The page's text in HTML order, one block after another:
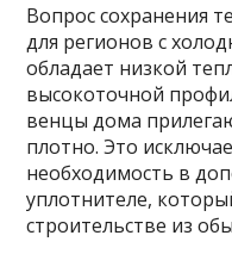
Вопрос сохранения
для регионов с
обладает низкой
высокоточной
венцы дома
плотно. Это
необходимость в
уплотнителе,
строительстве из